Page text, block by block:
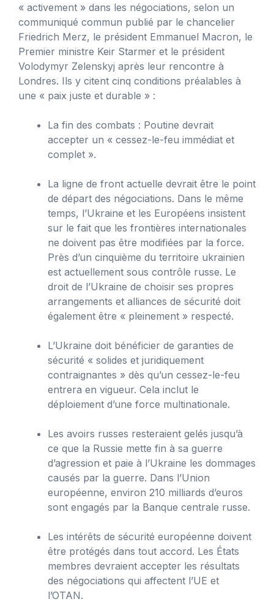
« activement » dans les négociations, selon un
communiqué commun publié par le chancelier
Friedrich Merz, le président Emmanuel Macron, le
Premier ministre Keir Starmer et le président
Volodymyr Zelenskyj après leur rencontre à
Londres. Ils y citent cinq conditions préalables à
une « paix juste et durable » :
La fin des combats : Poutine devrait
accepter un « cessez-le-feu immédiat et
complet ».
La ligne de front actuelle devrait être le point
de départ des négociations. Dans le même
temps, l’Ukraine et les Européens insistent
sur le fait que les frontières internationales
ne doivent pas être modifiées par la force.
Près d’un cinquième du territoire ukrainien
est actuellement sous contrôle russe. Le
droit de l’Ukraine de choisir ses propres
arrangements et alliances de sécurité doit
également être « pleinement » respecté.
L’Ukraine doit bénéficier de garanties de
sécurité « solides et juridiquement
contraignantes » dès qu’un cessez-le-feu
entrera en vigueur. Cela inclut le
déploiement d’une force multinationale.
Les avoirs russes resteraient gelés jusqu’à
ce que la Russie mette fin à sa guerre
d’agression et paie à l’Ukraine les dommages
causés par la guerre. Dans l’Union
européenne, environ 210 milliards d’euros
sont engagés par la Banque centrale russe.
Les intérêts de sécurité européenne doivent
être protégés dans tout accord. Les États
membres devraient accepter les résultats
des négociations qui affectent l’UE et
l’OTAN.